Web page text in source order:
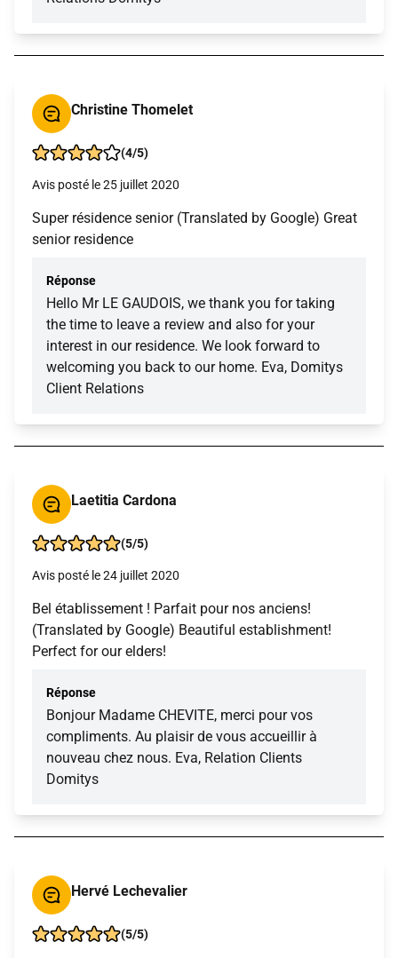
Christine Thomelet
(4/5)
Avis posté le 25 juillet 2020
Super résidence senior (Translated by Google) Great
senior residence
Réponse
Hello Mr LE GAUDOIS, we thank you for taking
the time to leave a review and also for your
interest in our residence. We look forward to
welcoming you back to our home. Eva, Domitys
Client Relations
Laetitia Cardona
(5/5)
Avis posté le 24 juillet 2020
Bel établissement ! Parfait pour nos anciens!
(Translated by Google) Beautiful establishment!
Perfect for our elders!
Réponse
Bonjour Madame CHEVITE, merci pour vos
compliments. Au plaisir de vous accueillir à
nouveau chez nous. Eva, Relation Clients
Domitys
Hervé Lechevalier
(5/5)